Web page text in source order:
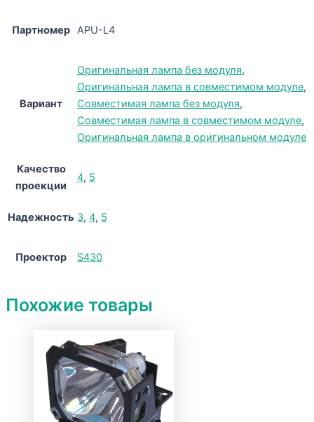
Партномер APU-L4
Вариант
Оригинальная лампа без модуля,
Оригинальная лампа в совместимом модуле,
Совместимая лампа без модуля,
Совместимая лампа в совместимом модуле,
Оригинальная лампа в оригинальном модуле
Качество
проекции
4, 5
Надежность 3, 4, 5
Проектор S430
Похожие товары